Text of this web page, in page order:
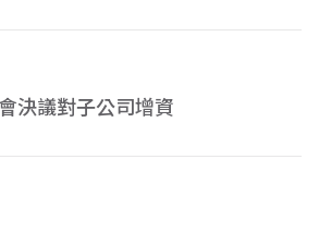
決議對子公司增資